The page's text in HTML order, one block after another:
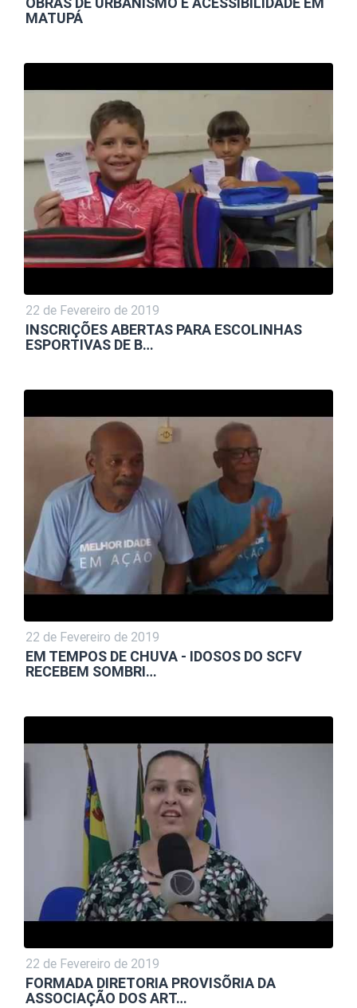
MATUPÁ
22 de Fevereiro de 2019
INSCRIÇÕES ABERTAS PARA ESCOLINHAS
ESPORTIVAS DE B…
22 de Fevereiro de 2019
EM TEMPOS DE CHUVA - IDOSOS DO SCFV
RECEBEM SOMBRI…
22 de Fevereiro de 2019
FORMADA DIRETORIA PROVISÕRIA DA
ASSOCIAÇÃO DOS ART…